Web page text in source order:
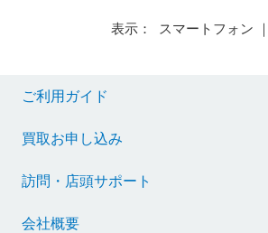
表示： スマートフォン ｜
ご利用ガイド
買取お申し込み
訪問・店頭サポート
会社概要